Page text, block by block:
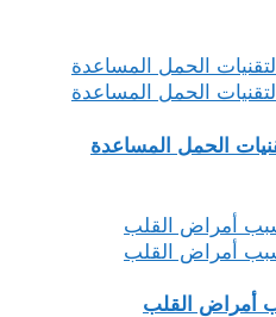
الحمل المساعدة
أمراض القلب